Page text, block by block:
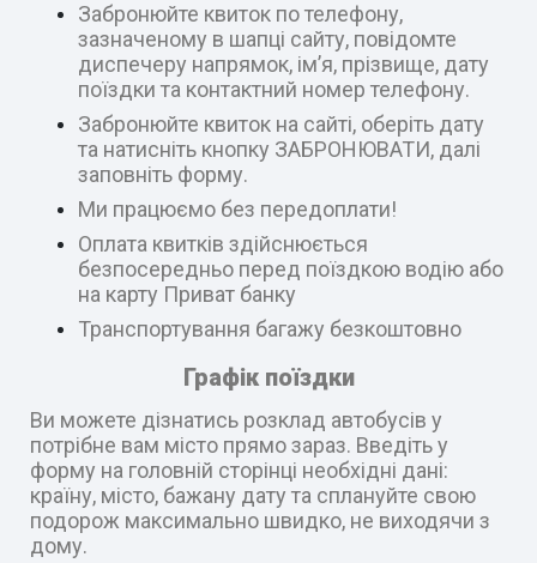
Забронюйте квиток по телефону,
зазначеному в шапці сайту, повідомте
диспечеру напрямок, ім’я, прізвище, дату
поїздки та контактний номер телефону.
Забронюйте квиток на сайті, оберіть дату
та натисніть кнопку ЗАБРОНЮВАТИ, далі
заповніть форму.
Ми працюємо без передоплати!
Оплата квитків здійснюється
безпосередньо перед поїздкою водію або
на карту Приват банку
Транспортування багажу безкоштовно
Графік поїздки
Ви можете дізнатись розклад автобусів у
потрібне вам місто прямо зараз. Введіть у
форму на головній сторінці необхідні дані:
країну, місто, бажану дату та сплануйте свою
подорож максимально швидко, не виходячи з
дому.